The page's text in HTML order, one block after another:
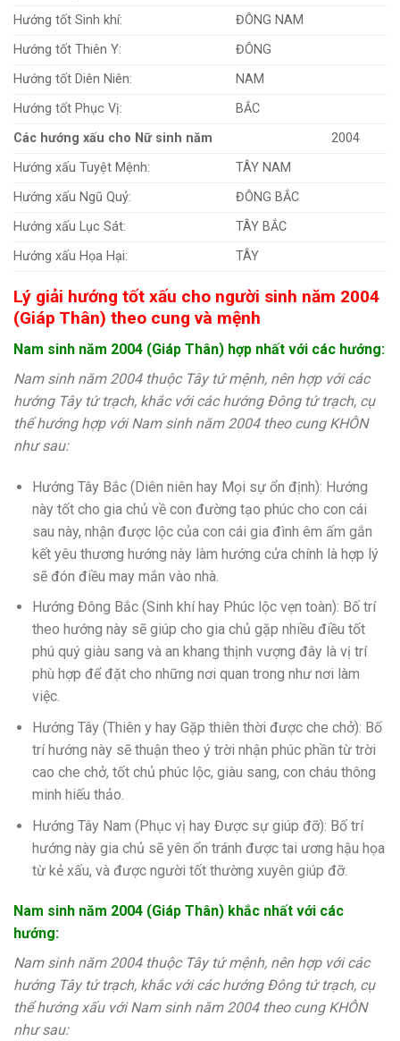
Hướng tốt Sinh khí:
ĐÔNG NAM
Hướng tốt Thiên Y:
ĐÔNG
Hướng tốt Diên Niên:
NAM
Hướng tốt Phục Vị:
BẮC
Các hướng xấu cho Nữ sinh năm
2004
Hướng xấu Tuyệt Mệnh:
TÂY NAM
Hướng xấu Ngũ Quỷ:
ĐÔNG BẮC
Hướng xấu Lục Sát:
TÂY BẮC
Hướng xấu Họa Hại:
TÂY
Lý giải hướng tốt xấu cho người sinh năm 2004
(Giáp Thân) theo cung và mệnh
Nam sinh năm 2004 (Giáp Thân) hợp nhất với các hướng:
Nam sinh năm 2004 thuộc Tây tứ mệnh, nên hợp với các
hướng Tây tứ trạch, khắc với các hướng Đông tứ trạch, cụ
thể hướng hợp với Nam sinh năm 2004 theo cung KHÔN
như sau:
Hướng Tây Bắc (Diên niên hay Mọi sự ổn định): Hướng
này tốt cho gia chủ về con đường tạo phúc cho con cái
sau này, nhận được lộc của con cái gia đình êm ấm gắn
kết yêu thương hướng này làm hướng cửa chính là hợp lý
sẽ đón điều may mắn vào nhà.
Hướng Đông Bắc (Sinh khí hay Phúc lộc vẹn toàn): Bố trí
theo hướng này sẽ giúp cho gia chủ gặp nhiều điều tốt
phú quý giàu sang và an khang thịnh vượng đây là vị trí
phù hợp để đặt cho những nơi quan trong như nơi làm
việc.
Hướng Tây (Thiên y hay Gặp thiên thời được che chở): Bố
trí hướng này sẽ thuận theo ý trời nhận phúc phần từ trời
cao che chở, tốt chủ phúc lộc, giàu sang, con cháu thông
minh hiếu thảo.
Hướng Tây Nam (Phục vị hay Được sự giúp đỡ): Bố trí
hướng này gia chủ sẽ yên ổn tránh được tai ương hậu họa
từ kẻ xấu, và được người tốt thường xuyên giúp đỡ.
Nam sinh năm 2004 (Giáp Thân) khắc nhất với các
hướng:
Nam sinh năm 2004 thuộc Tây tứ mệnh, nên hợp với các
hướng Tây tứ trạch, khắc với các hướng Đông tứ trạch, cụ
thể hướng xấu với Nam sinh năm 2004 theo cung KHÔN
như sau: